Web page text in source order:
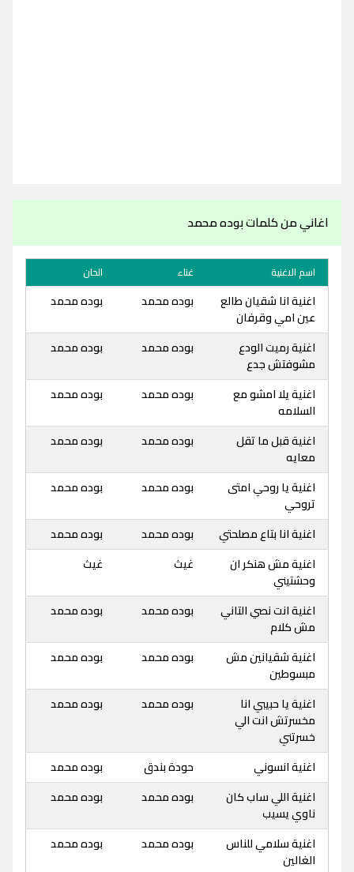
اغاني من كلمات بوده محمد
اسم الاغنية غناء الحان
اغنية انا شقيان طالع
عين امي وقرفان
بوده محمد بوده محمد
اغنية رميت الودع
مشوفتش جدع
بوده محمد بوده محمد
اغنية يلا امشو مع
السلامه
بوده محمد بوده محمد
اغنية قبل ما تقل
معايه
بوده محمد بوده محمد
اغنية يا روحي امتى
تروحي
بوده محمد بوده محمد
اغنية انا بتاع مصلحتي بوده محمد
بوده محمد
اغنية مش هنكر ان
وحشتيني
غيث غيث
اغنية انت نصي التاني
مش كلام
بوده محمد بوده محمد
اغنية شقيانين مش
مبسوطين
بوده محمد بوده محمد
اغنية يا حبيبي انا
مخسرتش انت الي
خسرتني
بوده محمد بوده محمد
اغنية انسوني حودة بندق
بوده محمد
اغنية اللي ساب كان
ناوي يسيب
بوده محمد بوده محمد
اغنية سلامي للناس
الغالين
بوده محمد بوده محمد